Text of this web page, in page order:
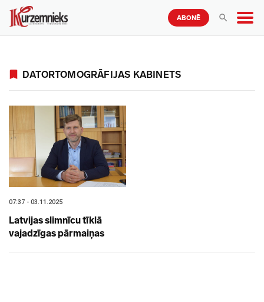
ABONĒ
DATORTOMOGRĀFIJAS KABINETS
07:37 - 03.11.2025
Latvijas slimnīcu tīklā
vajadzīgas pārmaiņas